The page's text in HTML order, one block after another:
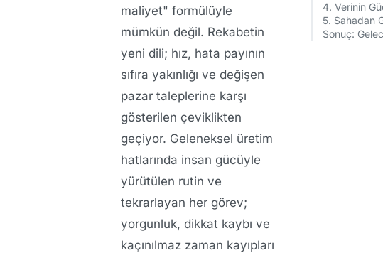
4. Verinin
5. Sahadan
Sonuç:
maliyet" formülüyle
mümkün değil. Rekabetin
yeni dili; hız, hata payının
sıfıra yakınlığı ve değişen
pazar taleplerine karşı
gösterilen çeviklikten
geçiyor. Geleneksel üretim
hatlarında insan gücüyle
yürütülen rutin ve
tekrarlayan her görev;
yorgunluk, dikkat kaybı ve
kaçınılmaz zaman kayıpları